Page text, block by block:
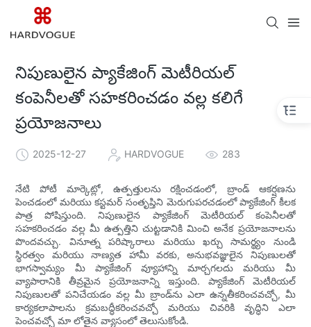
నిపుణులైన ప్యాకేజింగ్ మెటీరియల్
కంపెనీలతో సహకరించడం వల్ల కలిగే
ప్రయోజనాలు
2025-12-27 HARDVOGUE 283
నేటి పోటీ మార్కెట్లో, ఉత్పత్తులను రక్షించడంలో, బ్రాండ్ ఆకర్షణను
పెంచడంలో మరియు కస్టమర్ సంతృప్తిని మెరుగుపరచడంలో ప్యాకేజింగ్ కీలక
పాత్ర పోషిస్తుంది. నిపుణులైన ప్యాకేజింగ్ మెటీరియల్ కంపెనీలతో
సహకరించడం వల్ల మీ ఉత్పత్తిని చుట్టడానికి మించి అనేక ప్రయోజనాలను
పొందవచ్చు. వినూత్న పరిష్కారాలు మరియు ఖర్చు సామర్థ్యం నుండి
స్థిరత్వం మరియు నాణ్యత హామీ వరకు, అనుభవజ్ఞులైన నిపుణులతో
భాగస్వామ్యం మీ ప్యాకేజింగ్ వ్యూహాన్ని మార్చగలదు మరియు మీ
వ్యాపారానికి తీవ్రమైన ప్రయోజనాన్ని ఇస్తుంది. ప్యాకేజింగ్ మెటీరియల్
నిపుణులతో పనిచేయడం వల్ల మీ బ్రాండ్‌ను ఎలా ఉన్నతీకరించవచ్చో, మీ
కార్యకలాపాలను క్రమబద్ధీకరించవచ్చో మరియు చివరికి వృద్ధిని ఎలా
పెంచవచ్చో మా లోతైన వ్యాసంలో తెలుసుకోండి.